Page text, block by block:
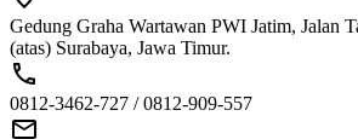
Gedung Graha Wartawan PWI Jatim, Jalan
(atas) Surabaya, Jawa Timur.
0812-3462-727 / 0812-909-557